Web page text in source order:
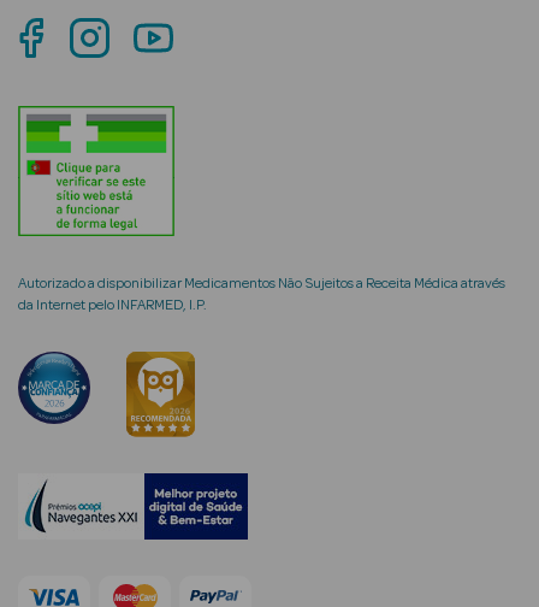
Criança
Rosto e
Ver Tudo
Cosmética
Hidratantes
Creme de Olhos
envelhecimento
Autorizado a disponibilizar Medicamentos Não Sujeitos a Receita Médica através
da Internet pelo INFARMED, I.P.